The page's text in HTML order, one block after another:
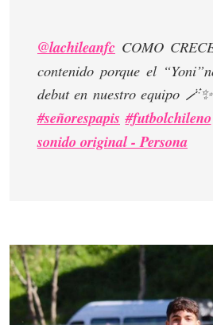
@lachileanfc COMO
contenido porque el
debut en nuestro equipo
#señorespapis #futbolchileno
sonido original - Persona